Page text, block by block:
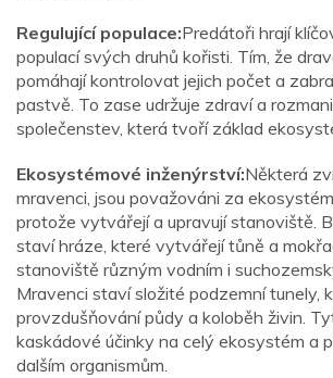
Regulující populace:Predátoři hrají
populací svých druhů kořisti. Tím, že
pomáhají kontrolovat jejich počet a
pastvě. To zase udržuje zdraví a
společenstev, která tvoří základ
Ekosystémové inženýrství:Některá
mravenci, jsou považováni za
protože vytvářejí a upravují stanoviště.
staví hráze, které vytvářejí tůně a
stanoviště různým vodním i
Mravenci staví složité podzemní tunely,
provzdušňování půdy a koloběh živin.
kaskádové účinky na celý ekosystém a
dalším organismům.